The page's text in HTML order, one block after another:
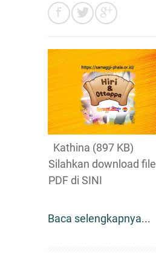
Kathina (897 KB)
Silahkan download file
PDF di SINI
Baca selengkapnya...